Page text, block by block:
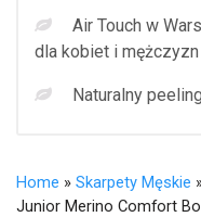
Air Touch w
dla kobiet i mężczyzn
Naturalny
Home » Skarpety Męskie
Junior Merino Comfort